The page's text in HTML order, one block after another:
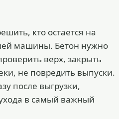
кто остается на
машины. Бетон нужно
верх, закрыть
не повредить выпуски.
после выгрузки,
в самый важный